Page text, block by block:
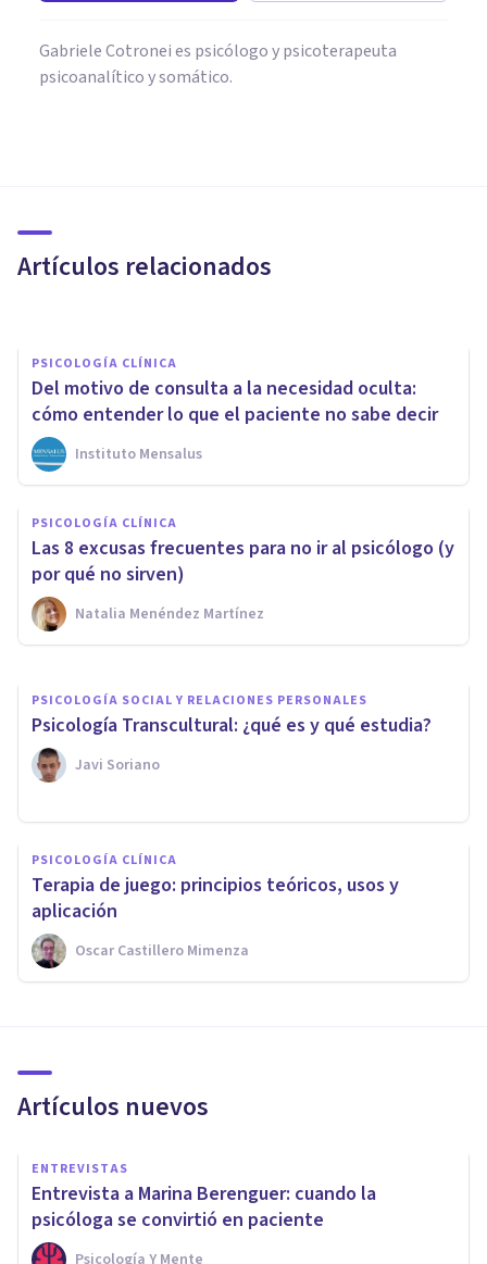
Gabriele Cotronei es psicólogo y psicoterapeuta
psicoanalítico y somático.
Artículos relacionados
psicológica más eficaces
PSICOLOGÍA CLÍNICA
Del motivo de consulta a la necesidad oculta:
cómo entender lo que el paciente no sabe decir
Instituto Mensalus
PSICOLOGÍA CLÍNICA
Las 8 excusas frecuentes para no ir al psicólogo (y
por qué no sirven)
Natalia Menéndez Martínez
PSICOLOGÍA CLÍNICA
Cómo el psicólogo te puede
ayudar a afrontar las dudas en
el amor
Tomás Santa Cecilia
PSICOLOGÍA SOCIAL Y RELACIONES PERSONALES
Psicología Transcultural: ¿qué es y qué estudia?
Javi Soriano
PSICOLOGÍA CLÍNICA
Terapia de juego: principios teóricos, usos y
aplicación
Oscar Castillero Mimenza
Artículos nuevos
ENTREVISTAS
Entrevista a Marina Berenguer: cuando la
psicóloga se convirtió en paciente
Psicología Y Mente